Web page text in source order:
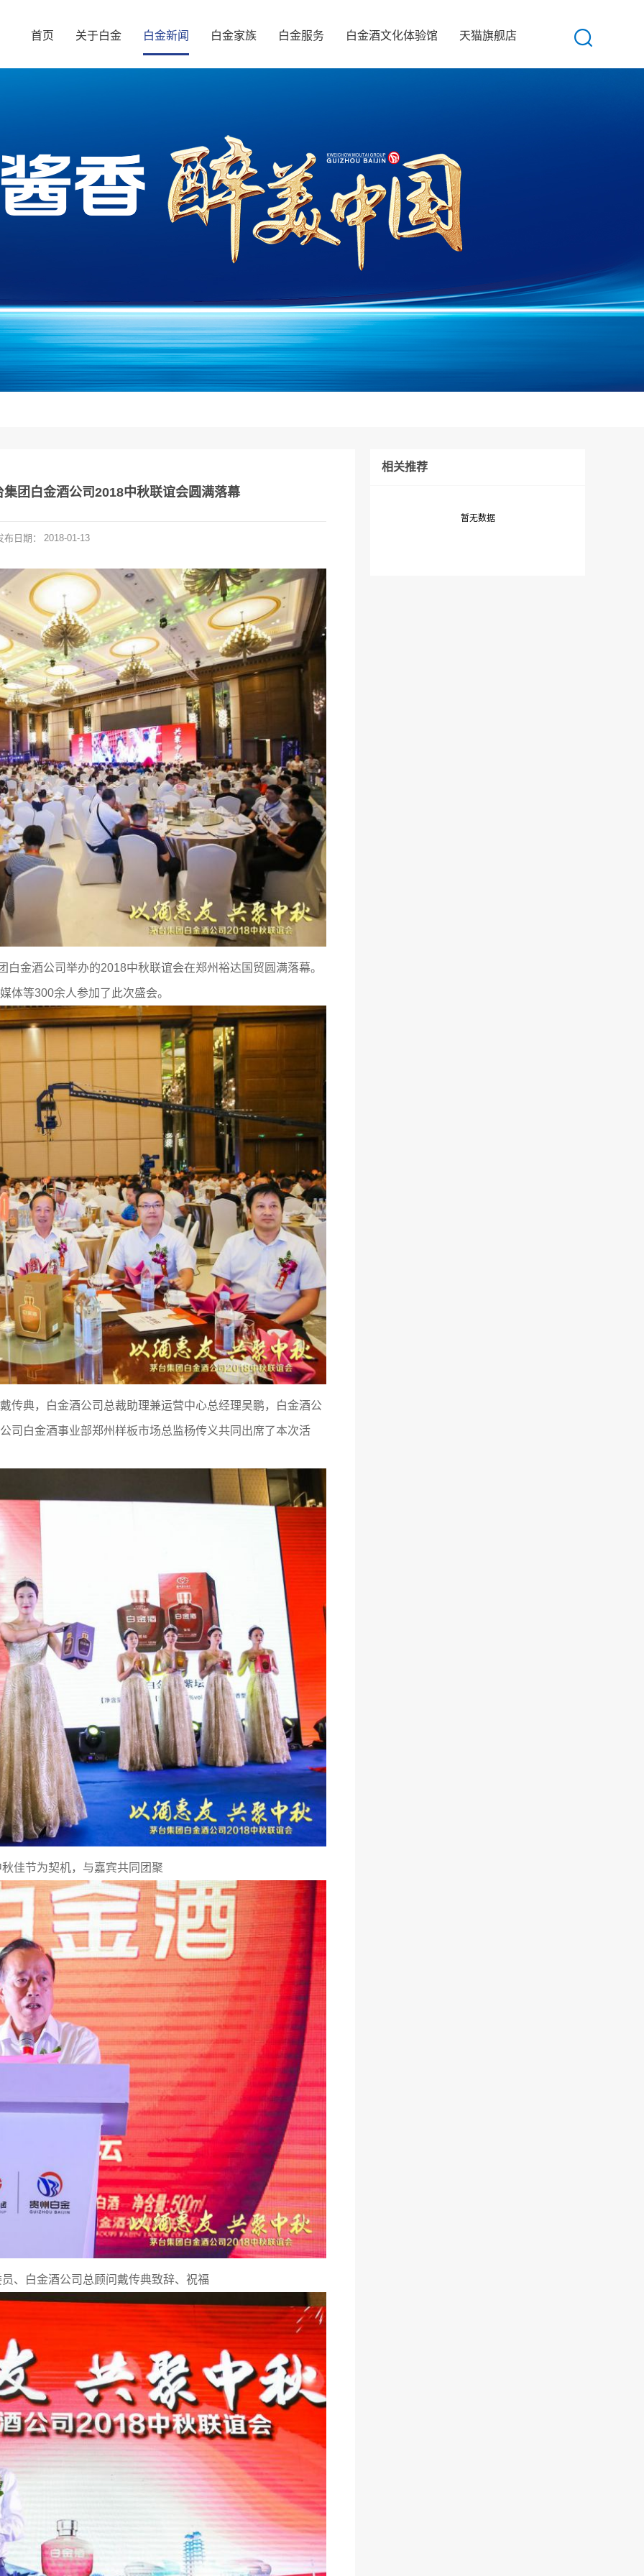
首页 关于白金 白金新闻 白金家族 白金服务 白金酒文化体验馆 天猫旗舰店
团白金酒公司2018中秋联谊会圆满落幕
布日期： 2018-01-13
白金酒公司举办的2018中秋联谊会在郑州裕达国贸圆满落幕。
体等300余人参加了此次盛会。
传典，白金酒公司总裁助理兼运营中心总经理吴鹏，白金酒公
司白金酒事业部郑州样板市场总监杨传义共同出席了本次活
佳节为契机，与嘉宾共同团聚
、白金酒公司总顾问戴传典致辞、祝福
相关推荐
暂无数据